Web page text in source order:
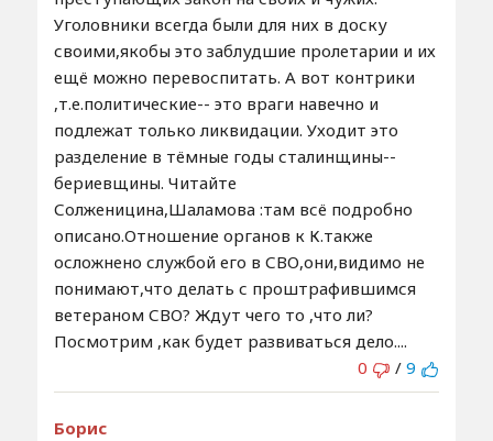
Уголовники всегда были для них в доску
своими,якобы это заблудшие пролетарии и их
ещё можно перевоспитать. А вот контрики
,т.е.политические-- это враги навечно и
подлежат только ликвидации. Уходит это
разделение в тёмные годы сталинщины--
бериевщины. Читайте
Солженицина,Шаламова :там всё подробно
описано.Отношение органов к К.также
осложнено службой его в СВО,они,видимо не
понимают,что делать с проштрафившимся
ветераном СВО? Ждут чего то ,что ли?
Посмотрим ,как будет развиваться дело....
0
/ 9
Борис